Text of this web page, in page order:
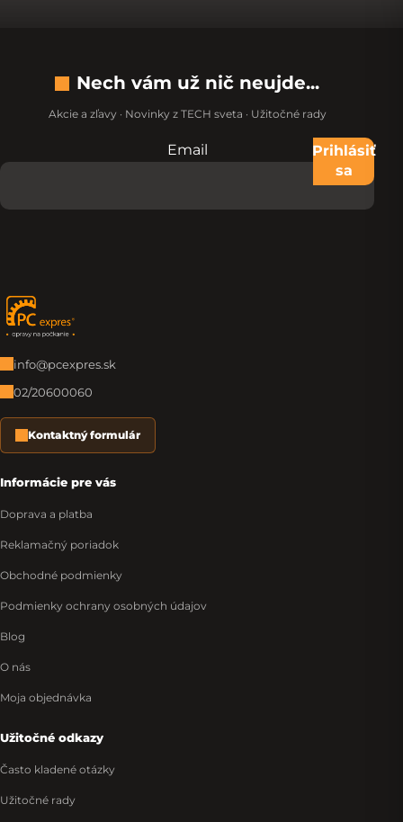
Nech vám už nič neujde...
Akcie a zľavy · Novinky z TECH sveta · Užitočné rady
Nevypĺňajte toto pole:
Email
Prihlásiť
sa
Zápätie
info@pcexpres.sk
02/20600060
Kontaktný formulár
Informácie pre vás
Doprava a platba
Reklamačný poriadok
Obchodné podmienky
Podmienky ochrany osobných údajov
Blog
O nás
Moja objednávka
Užitočné odkazy
Často kladené otázky
Užitočné rady